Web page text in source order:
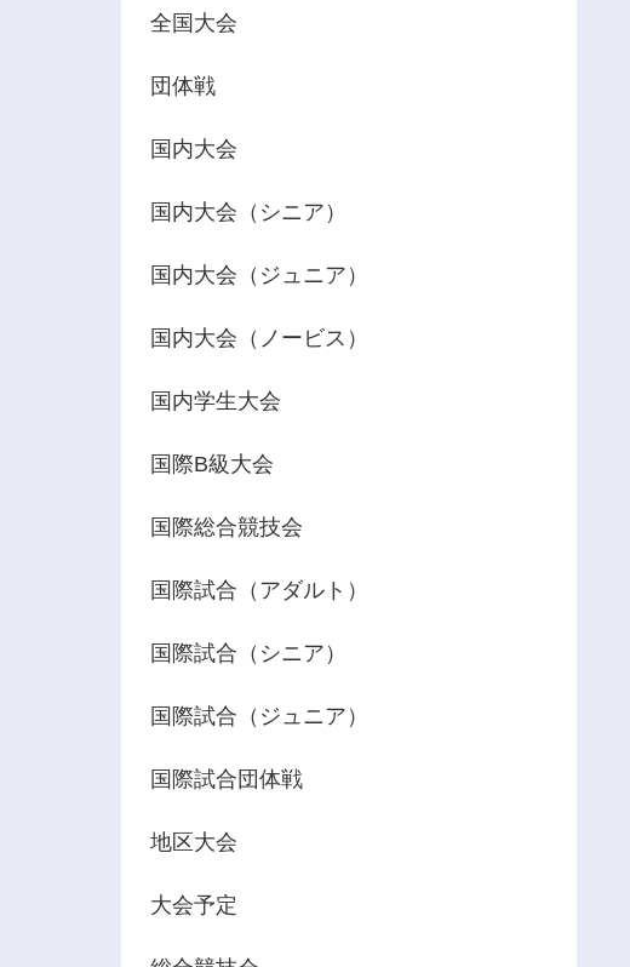
全国大会
団体戦
国内大会
国内大会（シニア）
国内大会（ジュニア）
国内大会（ノービス）
国内学生大会
国際B級大会
国際総合競技会
国際試合（アダルト）
国際試合（シニア）
国際試合（ジュニア）
国際試合団体戦
地区大会
大会予定